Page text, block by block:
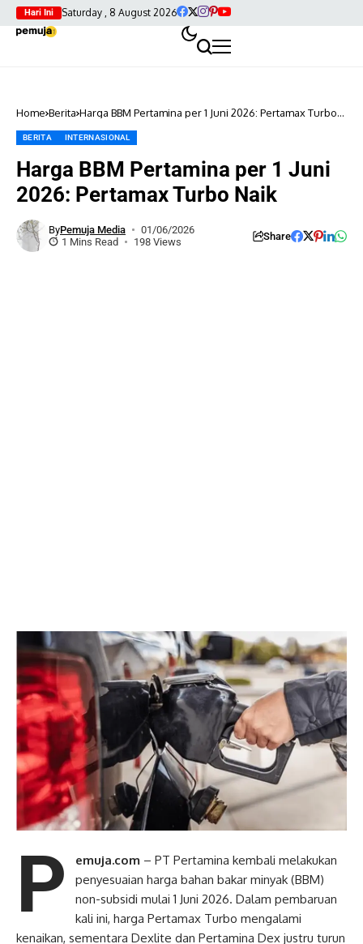
Hari Ini Saturday , 8 August 2026
Home Berita Harga BBM Pertamina per 1 Juni 2026: Pertamax Turbo
BERITA INTERNASIONAL
Harga BBM Pertamina per 1 Juni
2026: Pertamax Turbo Naik
ByPemuja Media
01/06/2026
1 Mins Read
198 Views Share
P emuja.com – PT Pertamina kembali melakukan
penyesuaian harga bahan bakar minyak (BBM)
non-subsidi mulai 1 Juni 2026. Dalam pembaruan
kali ini, harga Pertamax Turbo mengalami
kenaikan, sementara Dexlite dan Pertamina Dex justru turun